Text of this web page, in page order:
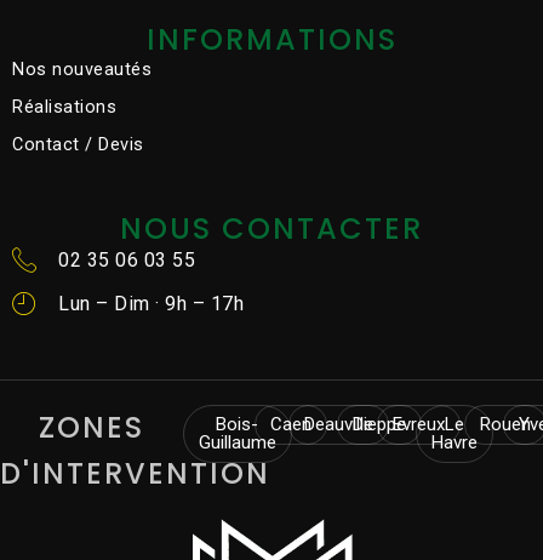
INFORMATIONS
Nos nouveautés
Réalisations
Contact / Devis
NOUS CONTACTER
02 35 06 03 55
Lun – Dim · 9h – 17h
ZONES
D'INTERVENTION
Bois-
Guillaume
CaenDeauvilleDieppeEvreuxLe
Havre
Rouen